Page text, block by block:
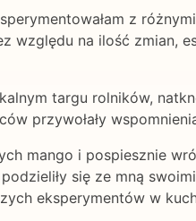
z
względu na ilość zmian,
targu rolników,
przywołały
mango i pospiesznie
się ze mną
eksperymentów w